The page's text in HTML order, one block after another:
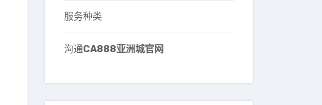
服务种类
沟通CA888亚洲城官网